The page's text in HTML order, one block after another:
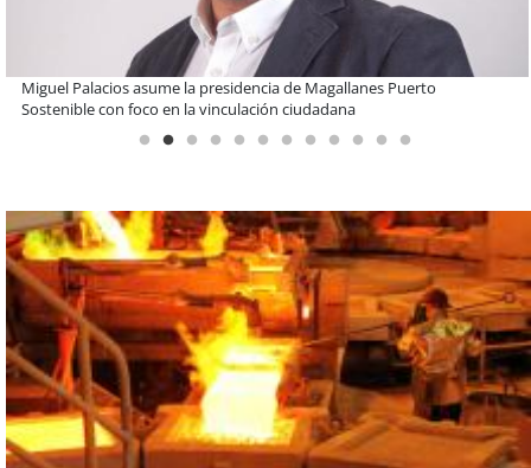
Estudiantes de la UCN desarrollan tecnología para modernizar la
operación de Ultraport Coquimbo